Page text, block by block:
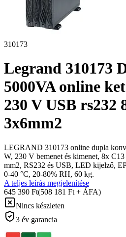
310173
Legrand 310173
5000VA online
230 V USB rs232
3x6mm2
LEGRAND 310173 online dupla
W, 230 V bemenet és kimenet, 8x
mm2, RS232 és USB, LED kijelző,
0-40 °C, 20-80% RH, 60 kg.
A teljes leírás megjelenítése
645 390 Ft(508 181 Ft + ÁFA)
Nincs készleten
3 év garancia